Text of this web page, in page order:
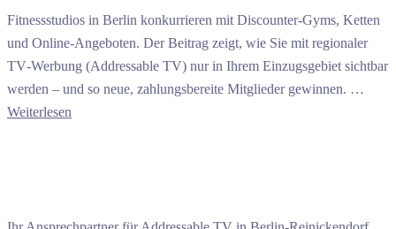
Fitnessstudios in Berlin konkurrieren mit Discounter‑Gyms, Ketten
und Online‑Angeboten. Der Beitrag zeigt, wie Sie mit regionaler
TV‑Werbung (Addressable TV) nur in Ihrem Einzugsgebiet sichtbar
werden – und so neue, zahlungsbereite Mitglieder gewinnen. …
Weiterlesen